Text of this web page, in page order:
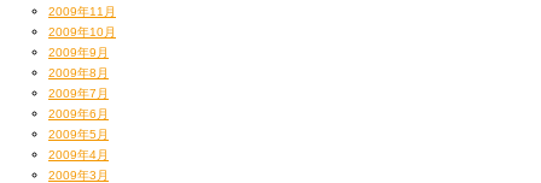
2009年11月
2009年10月
2009年9月
2009年8月
2009年7月
2009年6月
2009年5月
2009年4月
2009年3月